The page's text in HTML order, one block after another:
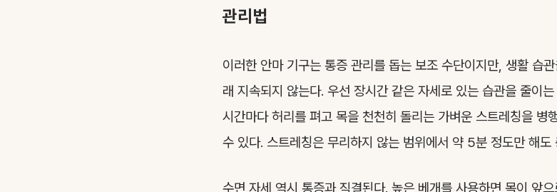
관리법
이러한 안마 기구는 통증 관리를 돕는 보조 수단이지만, 생활 습
래 지속되지 않는다. 우선 장시간 같은 자세로 있는 습관을 줄이
시간마다 허리를 펴고 목을 천천히 돌리는 가벼운 스트레칭을 병
수 있다. 스트레칭은 무리하지 않는 범위에서 약 5분 정도만 해도
수면 자세 역시 통증과 직결된다. 높은 베개를 사용하면 목이 앞